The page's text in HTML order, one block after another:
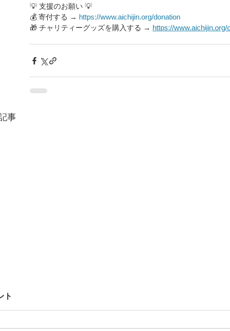
💡 支援のお願い 💡
💰 寄付する → https://www.aichijin.org/donation
🎁 チャリティーグッズを購入する → https://www.aichijin.org/
事
ト